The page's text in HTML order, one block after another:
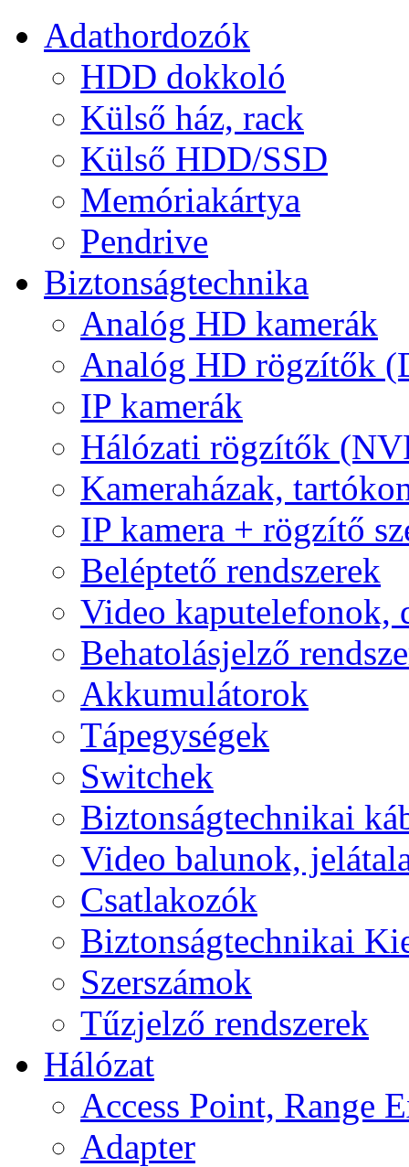
Adathordozók
HDD dokkoló
Külső ház, rack
Külső HDD/SSD
Memóriakártya
Pendrive
Biztonságtechnika
Analóg HD kamerák
Analóg HD rögzítők
IP kamerák
Hálózati rögzítők
Kameraházak,
IP kamera + rögzítő
Beléptető rendszerek
Video kaputelefonok,
Behatolásjelző
Akkumulátorok
Tápegységek
Switchek
Biztonságtechnikai
Video balunok,
Csatlakozók
Biztonságtechnikai
Szerszámok
Tűzjelző rendszerek
Hálózat
Access Point, Range
Adapter